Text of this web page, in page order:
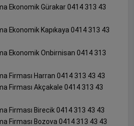
Ekonomik Gürakar 0414 313 43
Ekonomik Kapıkaya 0414 313 43
Ekonomik Onbirnisan 0414 313
Firması Harran 0414 313 43 43
Firması Akçakale 0414 313 43
Firması Birecik 0414 313 43 43
Firması Bozova 0414 313 43 43